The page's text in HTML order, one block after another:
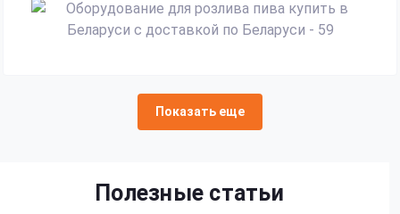
Показать еще
Полезные статьи